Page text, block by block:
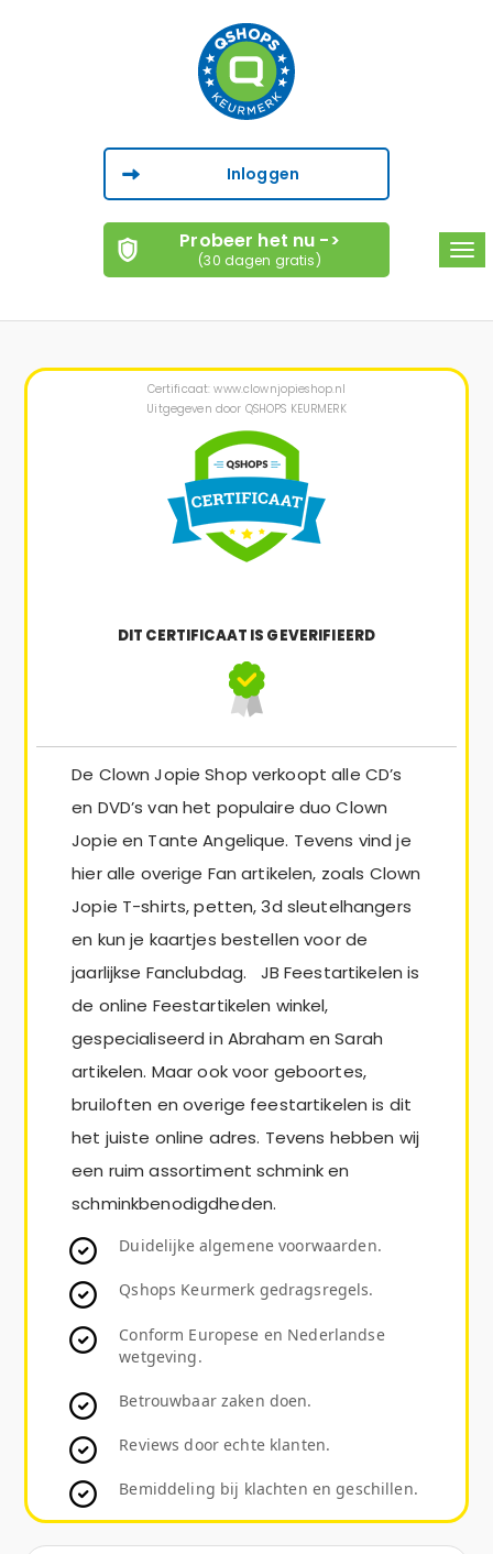
Inloggen
Probeer het nu ->
(30 dagen gratis)
Certificaat: www.clownjopieshop.nl
Uitgegeven door QSHOPS KEURMERK
DIT CERTIFICAAT IS GEVERIFIEERD
De Clown Jopie Shop verkoopt alle CD’s
en DVD’s van het populaire duo Clown
Jopie en Tante Angelique. Tevens vind je
hier alle overige Fan artikelen, zoals Clown
Jopie T-shirts, petten, 3d sleutelhangers
en kun je kaartjes bestellen voor de
jaarlijkse Fanclubdag. JB Feestartikelen is
de online Feestartikelen winkel,
gespecialiseerd in Abraham en Sarah
artikelen. Maar ook voor geboortes,
bruiloften en overige feestartikelen is dit
het juiste online adres. Tevens hebben wij
een ruim assortiment schmink en
schminkbenodigdheden.
Duidelijke algemene voorwaarden.
Qshops Keurmerk gedragsregels.
Conform Europese en Nederlandse
wetgeving.
Betrouwbaar zaken doen.
Reviews door echte klanten.
Bemiddeling bij klachten en geschillen.